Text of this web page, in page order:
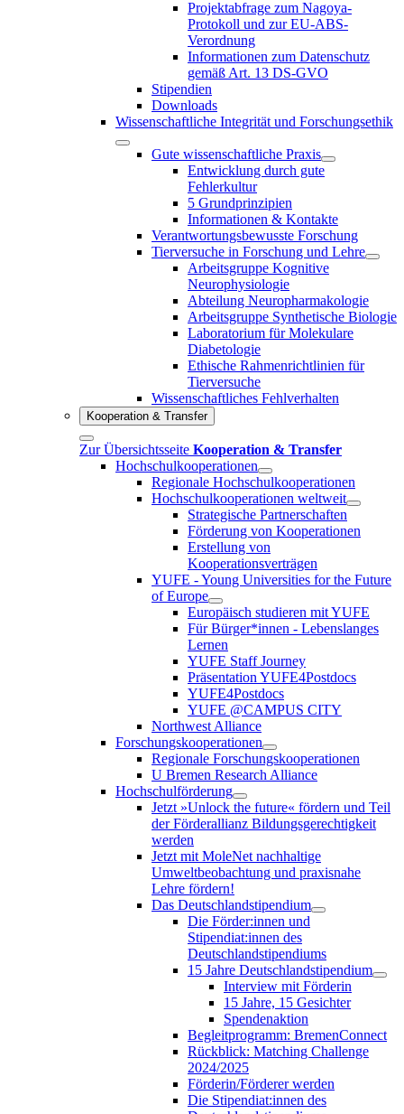
Projektabfrage zum Nagoya-
Protokoll und zur EU-ABS-
Verordnung
Informationen zum Datenschutz
gemäß Art. 13 DS-GVO
Stipendien
Downloads
Wissenschaftliche Integrität und Forschungsethik
Gute wissenschaftliche Praxis
Entwicklung durch gute
Fehlerkultur
5 Grundprinzipien
Informationen & Kontakte
Verantwortungsbewusste Forschung
Tierversuche in Forschung und Lehre
Arbeitsgruppe Kognitive
Neurophysiologie
Abteilung Neuropharmakologie
Arbeitsgruppe Synthetische Biologie
Laboratorium für Molekulare
Diabetologie
Ethische Rahmenrichtlinien für
Tierversuche
Wissenschaftliches Fehlverhalten
Kooperation & Transfer
Zur Übersichtsseite Kooperation & Transfer
Hochschulkooperationen
Regionale Hochschulkooperationen
Hochschulkooperationen weltweit
Strategische Partnerschaften
Förderung von Kooperationen
Erstellung von
Kooperationsverträgen
YUFE - Young Universities for the Future
of Europe
Europäisch studieren mit YUFE
Für Bürger*innen - Lebenslanges
Lernen
YUFE Staff Journey
Präsentation YUFE4Postdocs
YUFE4Postdocs
YUFE @CAMPUS CITY
Northwest Alliance
Forschungskooperationen
Regionale Forschungskooperationen
U Bremen Research Alliance
Hochschulförderung
Jetzt »Unlock the future« fördern und Teil
der Förderallianz Bildungsgerechtigkeit
werden
Jetzt mit MoleNet nachhaltige
Umweltbeobachtung und praxisnahe
Lehre fördern!
Das Deutschlandstipendium
Die Förder:innen und
Stipendiat:innen des
Deutschlandstipendiums
15 Jahre Deutschlandstipendium
Interview mit Förderin
15 Jahre, 15 Gesichter
Spendenaktion
Begleitprogramm: BremenConnect
Rückblick: Matching Challenge
2024/2025
Förderin/Förderer werden
Die Stipendiat:innen des